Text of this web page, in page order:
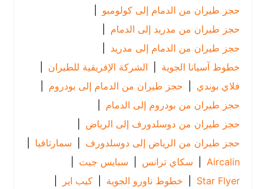
حجز طيران من الدمام إلى كولومبو |
حجز طيران من مدريد إلى الدمام
|
حجز طيران من الدمام إلى مدريد |
خطوط آسيانا الجوية
| الشركة الإفريقية للطيران |
فلاي بوندي | حجز طيران من الدمام إلى بودروم |
حجز طيران من بودروم إلى الدمام
|
حجز طيران من دوسلدورف إلى الرياض
|
حجز طيران من الرياض إلى دوسلدورف | سمارتافيا
|
Aircalin
| سكاي ترانس | سبايس جيت
|
Star Flyer
| خطوط ناورو الجوية | كيب اير |